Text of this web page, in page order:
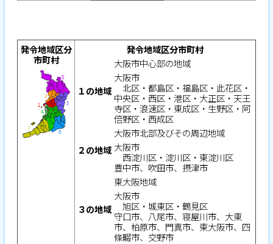
発令地域区分
市町村
発令地域区分市町村
１の地域
大阪市中心部の地域
大阪市
北区・都島区・福島区・此花区・
中央区・西区・港区・大正区・天王
寺区・浪速区・東成区・生野区・阿
倍野区・西成区
２の地域
大阪市北部及びその周辺地域
大阪市
西淀川区・淀川区・東淀川区
豊中市、吹田市、摂津市
３の地域
東大阪地域
大阪市
旭区・城東区・鶴見区
守口市、八尾市、寝屋川市、大東
市、柏原市、門真市、東大阪市、四
條畷市、交野市